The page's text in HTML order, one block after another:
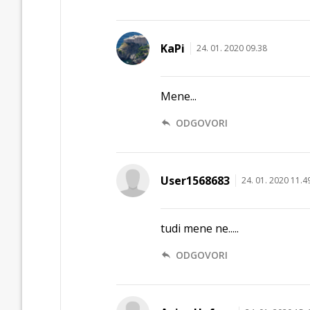
KaPi 24. 01. 2020 09.38
Mene...
ODGOVORI
User1568683 24. 01. 2020
tudi mene ne.....
ODGOVORI